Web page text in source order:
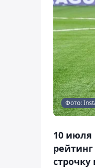
Фото:
10 июля
строчку